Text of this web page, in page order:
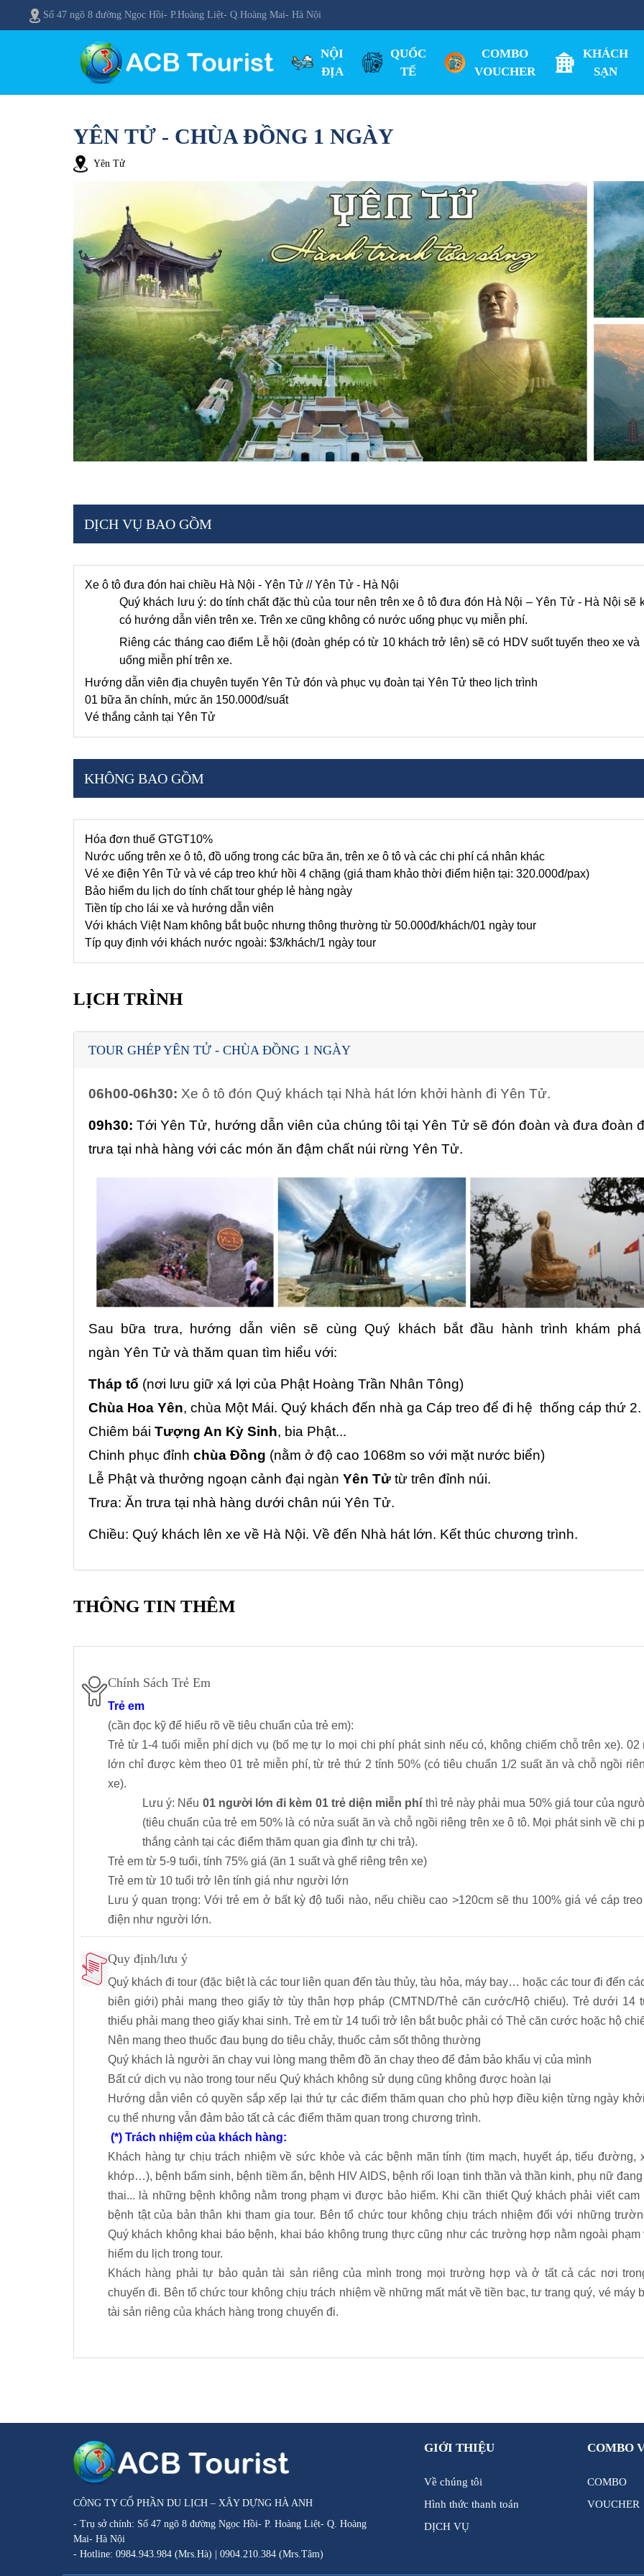
Số 47 ngõ 8 đường Ngọc Hồi- P.Hoàng Liệt- Q.Hoàng Mai- Hà Nội
NỘI
ĐỊA
QUỐC
TẾ
COMBO
VOUCHER
KHÁCH
SẠN
YÊN TỬ - CHÙA ĐỒNG 1 NGÀY
Yên Tử
DỊCH VỤ BAO GỒM
Xe ô tô đưa đón hai chiều Hà Nội - Yên Tử // Yên Tử - Hà Nội
Quý khách lưu ý: do tính chất đặc thù của tour nên trên xe ô tô đưa đón Hà Nội – Yên Tử - Hà Nội sẽ
có hướng dẫn viên trên xe. Trên xe cũng không có nước uống phục vụ miễn phí.
Riêng các tháng cao điểm Lễ hội (đoàn ghép có từ 10 khách trở lên) sẽ có HDV suốt tuyến theo xe
uống miễn phí trên xe.
Hướng dẫn viên địa chuyên tuyến Yên Tử đón và phục vụ đoàn tại Yên Tử theo lịch trình
01 bữa ăn chính, mức ăn 150.000đ/suất
Vé thắng cảnh tại Yên Tử
KHÔNG BAO GỒM
Hóa đơn thuế GTGT10%
Nước uống trên xe ô tô, đồ uống trong các bữa ăn, trên xe ô tô và các chi phí cá nhân khác
Vé xe điện Yên Tử và vé cáp treo khứ hồi 4 chặng (giá tham khảo thời điểm hiện tại: 320.000đ/pax)
Bảo hiểm du lịch do tính chất tour ghép lẻ hàng ngày
Tiền típ cho lái xe và hướng dẫn viên
Với khách Việt Nam không bắt buộc nhưng thông thường từ 50.000đ/khách/01 ngày tour
Típ quy định với khách nước ngoài: $3/khách/1 ngày tour
LỊCH TRÌNH
TOUR GHÉP YÊN TỬ - CHÙA ĐỒNG 1 NGÀY
06h00-06h30: Xe ô tô đón Quý khách tại Nhà hát lớn khởi hành đi Yên Tử.
09h30:Tới Yên Tử, hướng dẫn viên của chúng tôi tại Yên Tử sẽ đón đoàn và đưa đoàn
trưa tại nhà hàng với các món ăn đậm chất núi rừng Yên Tử.
Sau bữa trưa, hướng dẫn viên sẽ cùng Quý khách bắt đầu hành trình khám
ngàn Yên Tử và thăm quan tìm hiểu với:
Tháp tổ (nơi lưu giữ xá lợi của Phật Hoàng Trần Nhân Tông)
Chùa Hoa Yên, chùa Một Mái. Quý khách đến nhà ga Cáp treo để đi hệ thống cáp thứ 2.
Chiêm bái Tượng An Kỳ Sinh, bia Phật...
Chinh phục đỉnh chùa Đồng (nằm ở độ cao 1068m so với mặt nước biển)
Lễ Phật và thưởng ngoạn cảnh đại ngàn Yên Tử từ trên đỉnh núi.
Trưa: Ăn trưa tại nhà hàng dưới chân núi Yên Tử.
Chiều: Quý khách lên xe về Hà Nội. Về đến Nhà hát lớn. Kết thúc chương trình.
THÔNG TIN THÊM
Chính Sách Trẻ Em
Trẻ em
(cần đọc kỹ để hiểu rõ về tiêu chuẩn của trẻ em):
Trẻ từ 1-4 tuổi miễn phí dịch vụ (bố mẹ tự lo mọi chi phí phát sinh nếu có, không chiếm chỗ trên xe).
lớn chỉ được kèm theo 01 trẻ miễn phí, từ trẻ thứ 2 tính 50% (có tiêu chuẩn 1/2 suất ăn và chỗ ngồi
xe).
Lưu ý: Nếu 01 người lớn đi kèm 01 trẻ diện miễn phí thì trẻ này phải mua 50% giá tour của
(tiêu chuẩn của trẻ em 50% là có nửa suất ăn và chỗ ngồi riêng trên xe ô tô. Mọi phát sinh về chi
thắng cảnh tại các điểm thăm quan gia đình tự chi trả).
Trẻ em từ 5-9 tuổi, tính 75% giá (ăn 1 suất và ghế riêng trên xe)
Trẻ em từ 10 tuổi trở lên tính giá như người lớn
Lưu ý quan trọng: Với trẻ em ở bất kỳ độ tuổi nào, nếu chiều cao >120cm sẽ thu 100% giá vé cáp
điện như người lớn.
Quy định/lưu ý
Quý khách đi tour (đặc biệt là các tour liên quan đến tàu thủy, tàu hỏa, máy bay… hoặc các tour đi đến
biên giới) phải mang theo giấy tờ tùy thân hợp pháp (CMTND/Thẻ căn cước/Hộ chiếu). Trẻ dưới 14
thiểu phải mang theo giấy khai sinh. Trẻ em từ 14 tuổi trở lên bắt buộc phải có Thẻ căn cước hoặc hộ
Nên mang theo thuốc đau bụng do tiêu chảy, thuốc cảm sốt thông thường
Quý khách là người ăn chay vui lòng mang thêm đồ ăn chay theo để đảm bảo khẩu vị của mình
Bất cứ dịch vụ nào trong tour nếu Quý khách không sử dụng cũng không được hoàn lại
Hướng dẫn viên có quyền sắp xếp lại thứ tự các điểm thăm quan cho phù hợp điều kiện từng ngày
cụ thể nhưng vẫn đảm bảo tất cả các điểm thăm quan trong chương trình.
(*) Trách nhiệm của khách hàng:
Khách hàng tự chịu trách nhiệm về sức khỏe và các bệnh mãn tính (tim mạch, huyết áp, tiểu đường,
khớp…), bệnh bẩm sinh, bệnh tiềm ẩn, bệnh HIV AIDS, bệnh rối loạn tinh thần và thần kinh, phụ nữ
thai... là những bệnh không nằm trong phạm vi được bảo hiểm. Khi cần thiết Quý khách phải viết cam
bệnh tật của bản thân khi tham gia tour. Bên tổ chức tour không chịu trách nhiệm đối với những
Quý khách không khai báo bệnh, khai báo không trung thực cũng như các trường hợp nằm ngoài phạm
hiểm du lịch trong tour.
Khách hàng phải tự bảo quản tài sản riêng của mình trong mọi trường hợp và ở tất cả các nơi
chuyến đi. Bên tổ chức tour không chịu trách nhiệm về những mất mát về tiền bạc, tư trang quý, vé máy
tài sản riêng của khách hàng trong chuyến đi.
CÔNG TY CỔ PHẦN DU LỊCH – XÂY DỰNG HÀ ANH
- Trụ sở chính: Số 47 ngõ 8 đường Ngọc Hồi- P. Hoàng Liệt- Q. Hoàng
Mai- Hà Nội
- Hotline: 0984.943.984 (Mrs.Hà) | 0904.210.384 (Mrs.Tâm)
GIỚI THIỆU
Về chúng tôi
Hình thức thanh toán
DỊCH VỤ
COMBO
COMBO
VOUCHER